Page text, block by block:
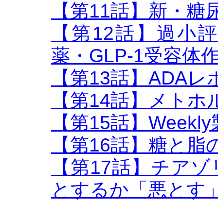
【第11話】新・糖
【第12話】過小
薬・GLP-1受容体
【第13話】ADAレ
【第14話】メトホ
【第15話】
【第16話】糖と脂
【第17話】チア
とするか「悪とす